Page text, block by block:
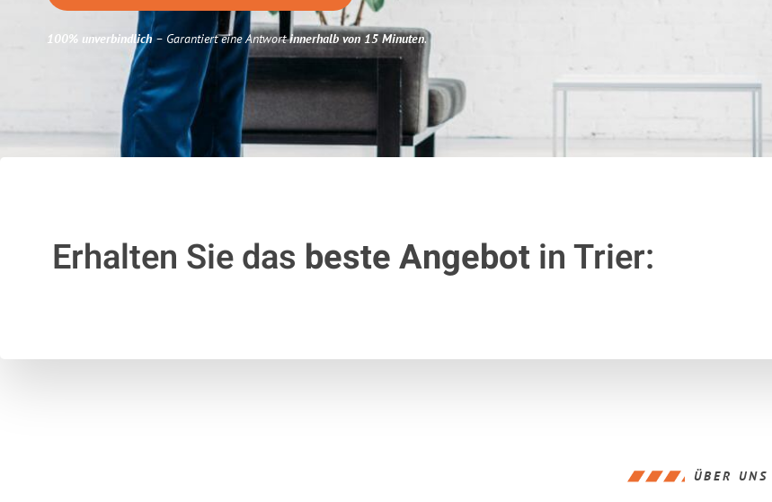
100% unverbindlich– Garantiert eine Antwortinnerhalb von 15 Minuten.
Erhalten Sie das beste Angebotin Trier:
ÜBER UNS